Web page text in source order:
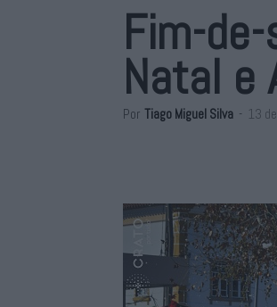
Fim-
Natal e
Por Tiago Miguel Silva - 13